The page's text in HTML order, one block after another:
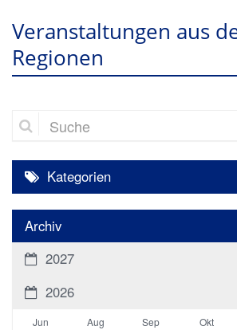
Veranstaltungen aus
Regionen
Suche
Kategorien
Archiv
2027
2026
Jun Aug Sep Okt